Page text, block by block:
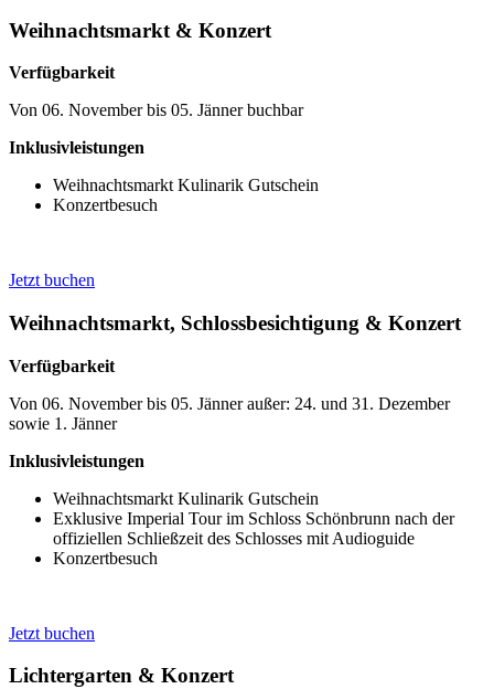
Weihnachtsmarkt & Konzert
Verfügbarkeit
Von 06. November bis 05. Jänner buchbar
Inklusivleistungen
Weihnachtsmarkt Kulinarik Gutschein
Konzertbesuch
Jetzt buchen
Weihnachtsmarkt, Schlossbesichtigung & Konzert
Verfügbarkeit
Von 06. November bis 05. Jänner außer: 24. und 31. Dezember
sowie 1. Jänner
Inklusivleistungen
Weihnachtsmarkt Kulinarik Gutschein
Exklusive Imperial Tour im Schloss Schönbrunn nach der
offiziellen Schließzeit des Schlosses mit Audioguide
Konzertbesuch
Jetzt buchen
Lichtergarten & Konzert